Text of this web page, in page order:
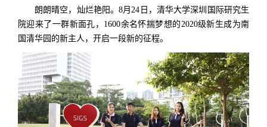
朗朗晴空，灿烂艳阳。8月24日，清华大学深圳国际研究生
院迎来了一群新面孔，1600余名怀揣梦想的2020级新生成为南
国清华园 的新主人，开启一段新的征程。